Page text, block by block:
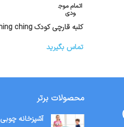
اتمام موج
ودی
کلبه قارچی کودک ching ching
تماس بگیرید
محصولات برتر
آشپزخانه چوبی Classic World